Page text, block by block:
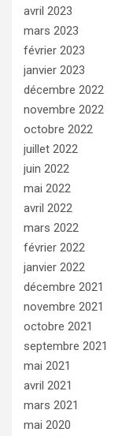
avril 2023
mars 2023
février 2023
janvier 2023
décembre 2022
novembre 2022
octobre 2022
juillet 2022
juin 2022
mai 2022
avril 2022
mars 2022
février 2022
janvier 2022
décembre 2021
novembre 2021
octobre 2021
septembre 2021
mai 2021
avril 2021
mars 2021
mai 2020